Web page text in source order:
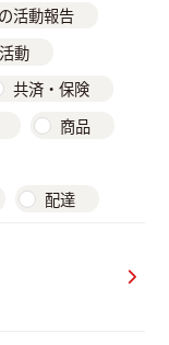
活動報告
動
共済・保険
商品
配達